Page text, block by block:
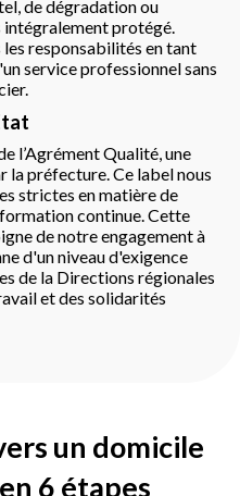
de dégradation ou
intégralement protégé.
responsabilités en tant
service professionnel sans
l’Agrément Qualité, une
préfecture. Ce label nous
strictes en matière de
continue. Cette
de notre engagement à
d'un niveau d'exigence
de la Directions régionales
et des solidarités
un domicile
6 étapes